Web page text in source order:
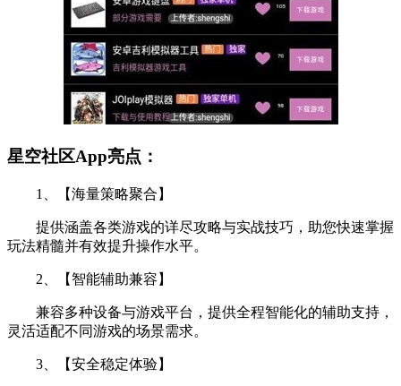
星空社区App亮点：
1、【海量策略聚合】
提供涵盖各类游戏的详尽攻略与实战技巧，助您快速掌握
玩法精髓并有效提升操作水平。
2、【智能辅助兼容】
兼容多种设备与游戏平台，提供全程智能化的辅助支持，
灵活适配不同游戏的场景需求。
3、【安全稳定体验】